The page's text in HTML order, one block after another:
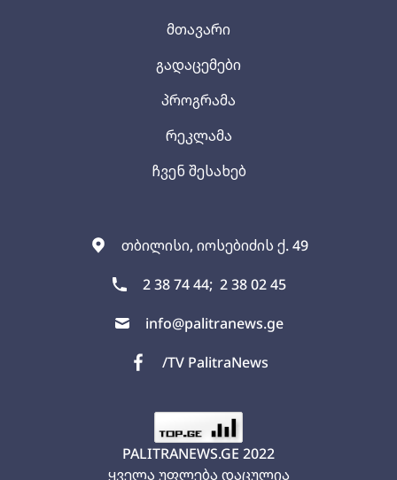
თბილისი, იოსებიძის ქ. 49
2 38 74 44; 2 38 02 45
info@palitranews.ge
/TV PalitraNews
მთავარი
გადაცემები
პროგრამა
რეკლამა
ჩვენ შესახებ
PALITRANEWS.GE 2022
ყველა უფლება დაცულია